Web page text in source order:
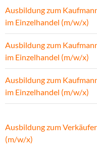
Ausbildung zum
im Einzelhandel (m/w/x)
Ausbildung zum
im Einzelhandel (m/w/x)
Ausbildung zum
im Einzelhandel (m/w/x)
Ausbildung zum Verkäufer
(m/w/x)